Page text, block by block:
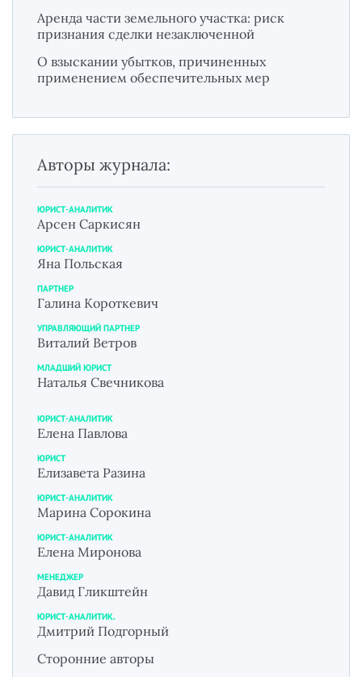
Аренда части земельного участка: риск
признания сделки незаключенной
О взыскании убытков, причиненных
применением обеспечительных мер
Авторы журнала:
ЮРИСТ-АНАЛИТИК
Арсен Саркисян
ЮРИСТ-АНАЛИТИК
Яна Польская
ПАРТНЕР
Галина Короткевич
УПРАВЛЯЮЩИЙ ПАРТНЕР
Виталий Ветров
МЛАДШИЙ ЮРИСТ
Наталья Свечникова
ЮРИСТ-АНАЛИТИК
Елена Павлова
ЮРИСТ
Елизавета Разина
ЮРИСТ-АНАЛИТИК
Марина Сорокина
ЮРИСТ-АНАЛИТИК
Елена Миронова
МЕНЕДЖЕР
Давид Гликштейн
ЮРИСТ-АНАЛИТИК.
Дмитрий Подгорный
Сторонние авторы